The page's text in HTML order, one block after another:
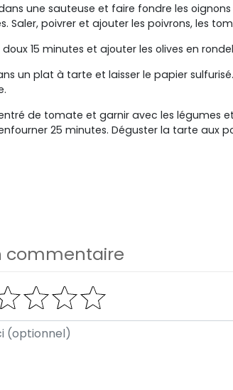
une sauteuse et faire fondre les
Saler, poivrer et ajouter les poivrons, les
15 minutes et ajouter les olives en
un plat à tarte et laisser le papier
de tomate et garnir avec les légumes
25 minutes. Déguster la tarte aux
commentaire